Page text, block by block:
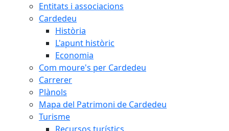
Entitats i associacions
Cardedeu
Història
L'apunt històric
Economia
Com moure's per Cardedeu
Carrerer
Plànols
Mapa del Patrimoni de Cardedeu
Turisme